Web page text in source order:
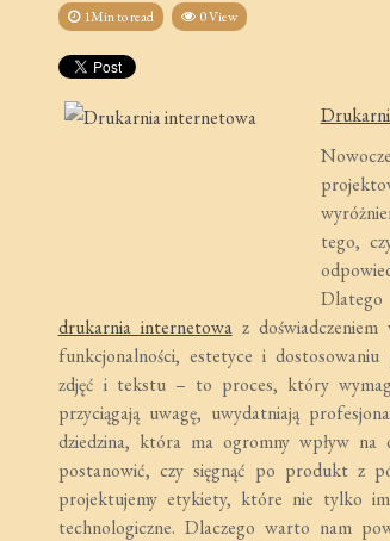
1Min to read 0 View
tego,
Dlatego
drukarnia internetowaz doświadczeniem
funkcjonalności, estetyce i
zdjęć i tekstu – to proces, który
przyciągają uwagę, uwydatniają
dziedzina, która ma ogromny wpływ na
postanowić, czy sięgnąć po produkt z
projektujemy etykiety, które nie tylko
technologiczne. Dlaczego warto nam